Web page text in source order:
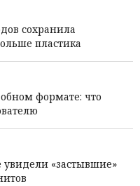
сохранила
пластика
формате: что
«застывшие»